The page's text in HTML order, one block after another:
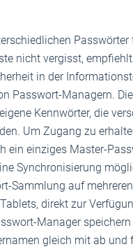
Passwörter
nicht vergisst,
in der
Passwort-Managern.
Kennwörter, die
Um Zugang zu
ein einziges Master-
Synchronisierung
Sammlung auf
direkt zur
Manager speichern
gleich mit ab und